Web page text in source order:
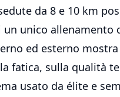
da 8 e 10 km
unico allenamento
ed esterno
fatica, sulla qualità
usato da élite e